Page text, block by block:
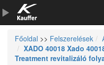
Szerszámkatalógus
Kosár
Főoldal >> Felszerelések
XADO 40018 Xado
Treatment revitalizáló